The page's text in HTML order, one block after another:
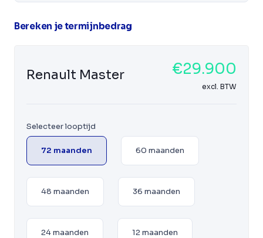
Bereken je termijnbedrag
Renault Master €29.900
excl. BTW
Selecteer looptijd
72 maanden 60 maanden
48 maanden 36 maanden
24 maanden 12 maanden